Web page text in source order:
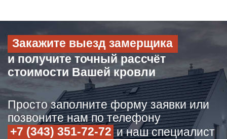
Закажите выезд замерщика
и получите точный рассчёт
стоимости Вашей кровли
Просто заполните форму заявки или
позвоните нам по телефону
+7 (343) 351-72-72 и наш специалист